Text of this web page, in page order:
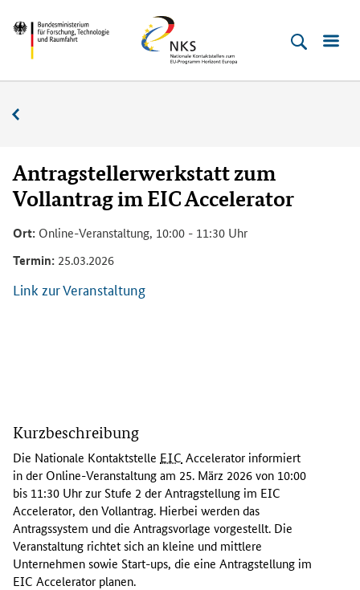
zum
Inhalt
(Eingabetaste)
zum
Hauptmenu
(Eingabetaste)
zur
Suche
(Eingabetaste)
zur
Fußleiste
(Enter)
Bundesministerium
Technologie
Raumfahrt
Horizont
Europa
Antragstellerwerkstatt zum
Vollantrag im EIC Accelerator
Ort: Online-Veranstaltung, 10:00 - 11:30 Uhr
Termin: 25.03.2026
Link zur Veranstaltung
e
N
a
t
i
o
n
a
l
Kurzbeschreibung
Die Nationale Kontaktstelle EIC Accelerator informiert
in der Online-Veranstaltung am 25. März 2026 von 10:00
bis 11:30 Uhr zur Stufe 2 der Antragstellung im EIC
Accelerator, den Vollantrag. Hierbei werden das
Antragssystem und die Antragsvorlage vorgestellt. Die
Veranstaltung richtet sich an kleine und mittlere
Unternehmen sowie Start-ups, die eine Antragstellung im
EIC Accelerator planen.